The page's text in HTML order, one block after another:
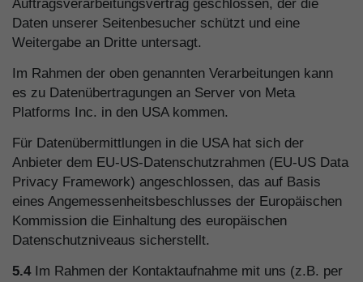
Auftragsverarbeitungsvertrag geschlossen, der die
Daten unserer Seitenbesucher schützt und eine
Weitergabe an Dritte untersagt.
Im Rahmen der oben genannten Verarbeitungen kann
es zu Datenübertragungen an Server von Meta
Platforms Inc. in den USA kommen.
Für Datenübermittlungen in die USA hat sich der
Anbieter dem EU-US-Datenschutzrahmen (EU-US Data
Privacy Framework) angeschlossen, das auf Basis
eines Angemessenheitsbeschlusses der Europäischen
Kommission die Einhaltung des europäischen
Datenschutzniveaus sicherstellt.
5.4Im Rahmen der Kontaktaufnahme mit uns (z.B. per